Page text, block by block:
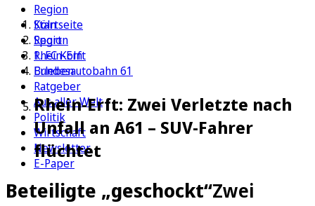
Region
Köln
Sport
1. FC Köln
Erleben
Ratgeber
Aus aller Welt
Politik
Wirtschaft
Newsletter
E-Paper
Startseite
Region
Rhein-Erft
Bundesautobahn 61
Rhein-Erft: Zwei Verletzte nach
Unfall an A61 – SUV-Fahrer
flüchtet
Beteiligte „geschockt“Zwei